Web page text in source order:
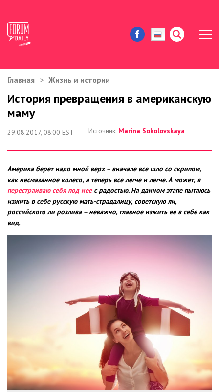
ИММИГРАЦИЯ В США
ЗНАМЕНИТОСТИ
ЗДОРОВЬЕ И КРАСОТА
ДОМ И ЕДА
Главная Жизнь и истории
История превращения в американскую
маму
29.08.2017, 08:00 EST Источник: Marina Sokolovskaya
Америка берет надо мной верх – вначале все шло со скрипом,
как несмазанное колесо, а теперь все легче и легче. А может, я
перестраиваю себя под неес радостью. На данном этапе пытаюсь
изжить в себе русскую мать-страдалицу, советскую ли,
российского ли розлива – неважно, главное изжить ее в себе как
вид.